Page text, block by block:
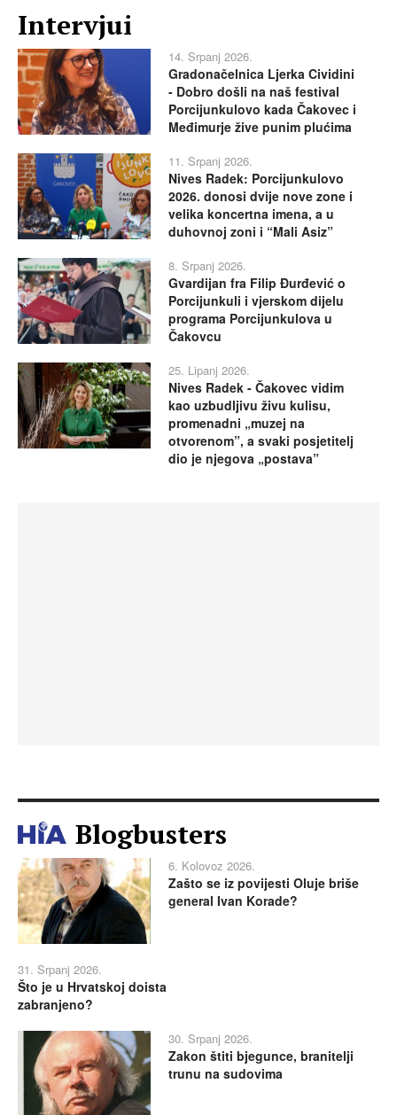
Intervjui
14. Srpanj 2026.
Gradonačelnica Ljerka Cividini
- Dobro došli na naš festival
Porcijunkulovo kada Čakovec i
Međimurje žive punim plućima
11. Srpanj 2026.
Nives Radek: Porcijunkulovo
2026. donosi dvije nove zone i
velika koncertna imena, a u
duhovnoj zoni i “Mali Asiz”
8. Srpanj 2026.
Gvardijan fra Filip Đurđević o
Porcijunkuli i vjerskom dijelu
programa Porcijunkulova u
Čakovcu
25. Lipanj 2026.
Nives Radek - Čakovec vidim
kao uzbudljivu živu kulisu,
promenadni „muzej na
otvorenom”, a svaki posjetitelj
dio je njegova „postava”
Blogbusters
6. Kolovoz 2026.
Zašto se iz povijesti Oluje briše
general Ivan Korade?
31. Srpanj 2026.
Što je u Hrvatskoj doista
zabranjeno?
30. Srpanj 2026.
Zakon štiti bjegunce, branitelji
trunu na sudovima